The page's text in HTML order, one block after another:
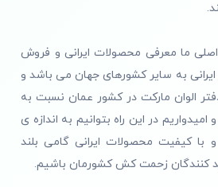
ما معرفی محصولات ایرانی و فروش
ایرانی به سایر کشورهای جهان می باشد و
الوان مارکت در کشور عمان نسبت به
در این راه بتوانیم به اندازه ی
با کیفیت محصولات ایرانی گامی بلند
کنندگان زحمت کش کشورمان باشیم.